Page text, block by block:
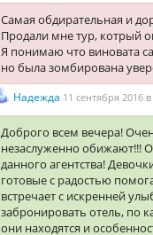
Самая обдирательная и
Продали мне тур, котрый
Я понимаю что виновата
но была зомбирована
Надежда 11 сентября 2016
Доброго всем вечера!
незаслуженно обижают!!!
данного агентства!
готовые с радостью
встречает с искренней
забронировать отель, по
они находятся и